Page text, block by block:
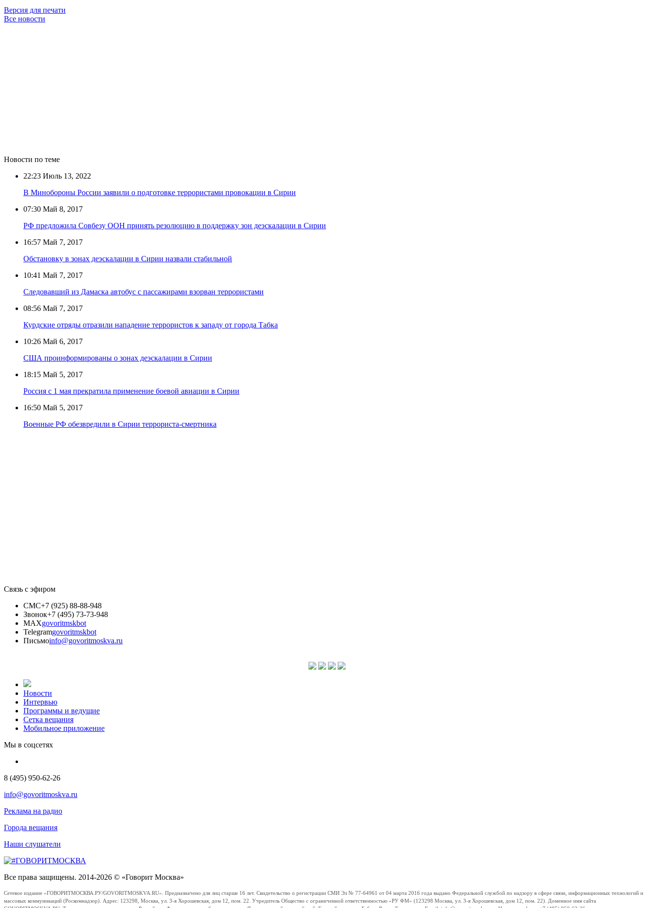
Версия для печати
Все новости
Новости по теме
22:23 Июль 13, 2022
В Минобороны России заявили о подготовке террористами провокации в Сирии
07:30 Май 8, 2017
РФ предложила Совбезу ООН принять резолюцию в поддержку зон деэскалации в Сирии
16:57 Май 7, 2017
Обстановку в зонах деэскалации в Сирии назвали стабильной
10:41 Май 7, 2017
Следовавший из Дамаска автобус с пассажирами взорван террористами
08:56 Май 7, 2017
Курдские отряды отразили нападение террористов к западу от города Табка
10:26 Май 6, 2017
США проинформированы о зонах деэскалации в Сирии
18:15 Май 5, 2017
Россия с 1 мая прекратила применение боевой авиации в Сирии
16:50 Май 5, 2017
Военные РФ обезвредили в Сирии террориста-смертника
Связь с эфиром
СМС+7 (925) 88-88-948
Звонок+7 (495) 73-73-948
MAXgovoritmskbot
Telegramgovoritmskbot
Письмоinfo@govoritmoskva.ru
Новости
Интервью
Программы и ведущие
Сетка вещания
Мобильное приложение
Мы в соцсетях
8 (495) 950-62-26
info@govoritmoskva.ru
Реклама на радио
Города вещания
Наши слушатели
Все права защищены. 2014-2026 © «Говорит Москва»
Сетевое издание «ГОВОРИТМОСКВА.РУ/GOVORITMOSKVA.RU». Предназначено для лиц старше 16 лет. Свидетельство о регистрации СМИ Эл № 77-64961 от 04 марта 2016 года выдано Федеральной службой по надзору в сфере связи, информационных технологий и
массовых коммуникаций (Роскомнадзор). Адрес: 123298, Москва, ул. 3-я Хорошевская, дом 12, пом. 22. Учредитель Общество с ограниченной ответственностью «РУ ФМ» (123298 Москва, ул. 3-я Хорошевская, дом 12, пом. 22). Доменное имя сайта